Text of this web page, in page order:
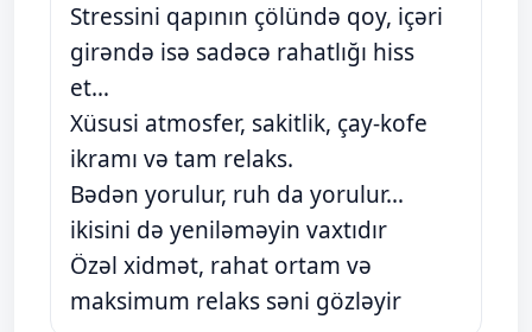
Stressini qapının çölündə qoy, içəri
girəndə isə sadəcə rahatlığı hiss
et…
Xüsusi atmosfer, sakitlik, çay-kofe
ikramı və tam relaks.
Bədən yorulur, ruh da yorulur…
ikisini də yeniləməyin vaxtıdır
Özəl xidmət, rahat ortam və
maksimum relaks səni gözləyir